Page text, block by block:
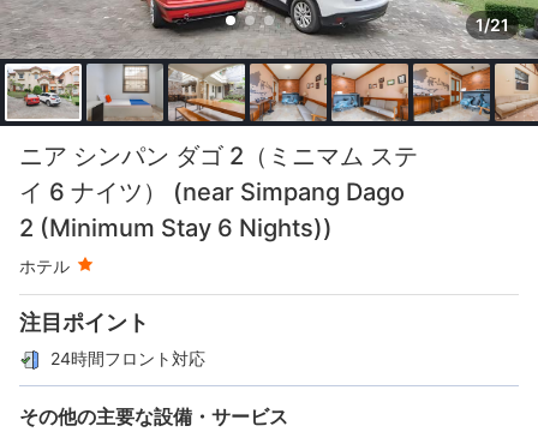
1/21
ニア シンパン ダゴ 2（ミニマム ステ
イ 6 ナイツ） (near Simpang Dago
2 (Minimum Stay 6 Nights))
ホテル
星評価 1つ星
注目ポイント
24時間フロント対応
その他の主要な設備・サービス